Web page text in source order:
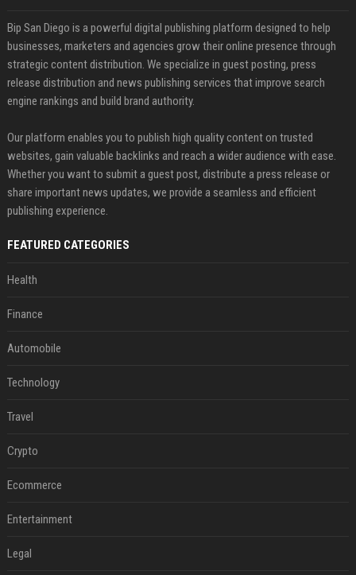
Bip San Diego is a powerful digital publishing platform designed to help
businesses, marketers and agencies grow their online presence through
strategic content distribution. We specialize in guest posting, press
release distribution and news publishing services that improve search
engine rankings and build brand authority.
Our platform enables you to publish high quality content on trusted
websites, gain valuable backlinks and reach a wider audience with ease.
Whether you want to submit a guest post, distribute a press release or
share important news updates, we provide a seamless and efficient
publishing experience.
FEATURED CATEGORIES
Health
Finance
Automobile
Technology
Travel
Crypto
Ecommerce
Entertainment
Legal